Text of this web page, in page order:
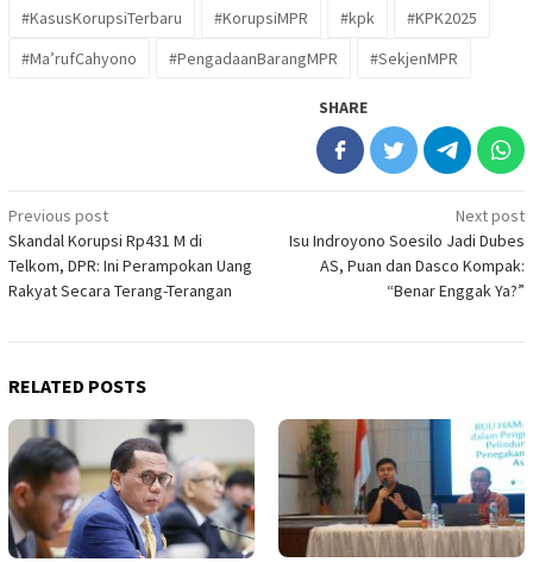
#KasusKorupsiTerbaru
#KorupsiMPR #kpk
#KPK2025
#Ma’rufCahyono
#PengadaanBarangMPR #SekjenMPR
SHARE
Post
navigation
Previous post
Skandal Korupsi Rp431 M di
Telkom, DPR: Ini Perampokan Uang
Rakyat Secara Terang-Terangan
Next post
Isu Indroyono Soesilo Jadi Dubes
AS, Puan dan Dasco Kompak:
“Benar Enggak Ya?”
RELATED POSTS